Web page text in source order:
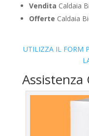
Vendita Caldaia
Offerte Caldaia
UTILIZZA IL FORM
Assistenza